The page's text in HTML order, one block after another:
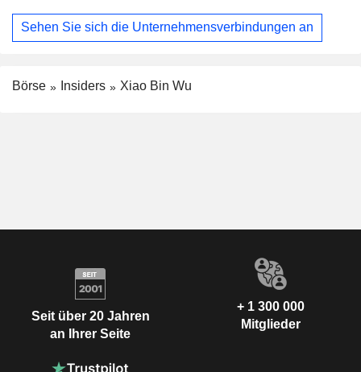
Sehen Sie sich die Unternehmensverbindungen an
Börse Insiders Xiao Bin Wu
Seit über 20 Jahren
an Ihrer Seite
+ 1 300 000
Mitglieder